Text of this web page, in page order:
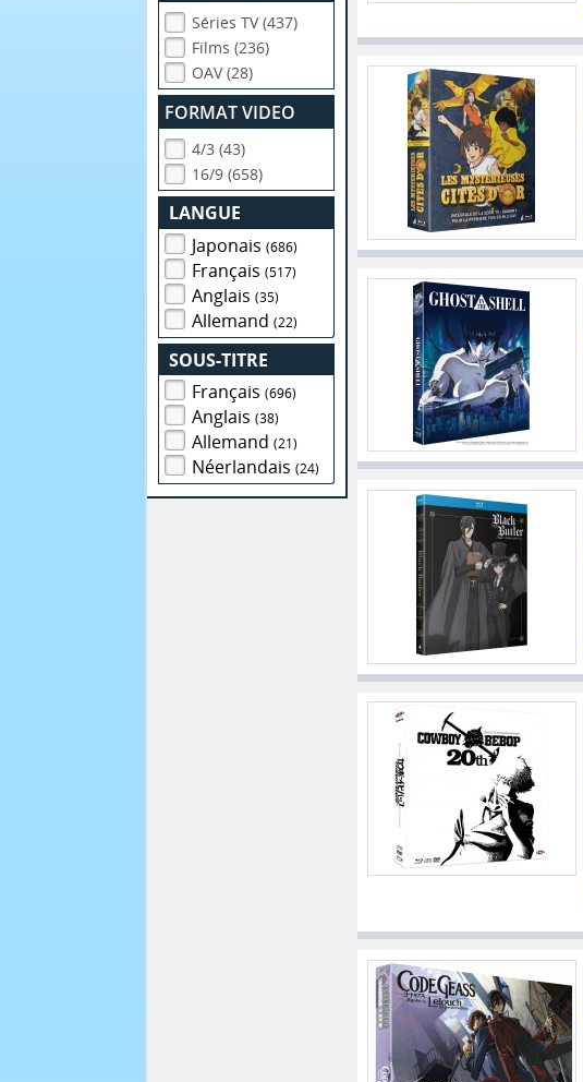
Séries TV (437)
Films (236)
OAV (28)
FORMAT VIDEO
4/3 (43)
16/9 (658)
LANGUE
Japonais(686)
Français(517)
Anglais(35)
Allemand(22)
SOUS-TITRE
Français(696)
Anglais(38)
Allemand(21)
Néerlandais(24)